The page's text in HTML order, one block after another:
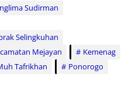
Sudirman
Selingkuhan
Mejayan
Kemenag
Tafrikhan
Ponorogo